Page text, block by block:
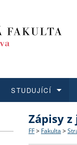
Struktura
Co
STUDUJÍCÍ
O vědě a
Aktuální
Zápisy
FF > Fakulta >